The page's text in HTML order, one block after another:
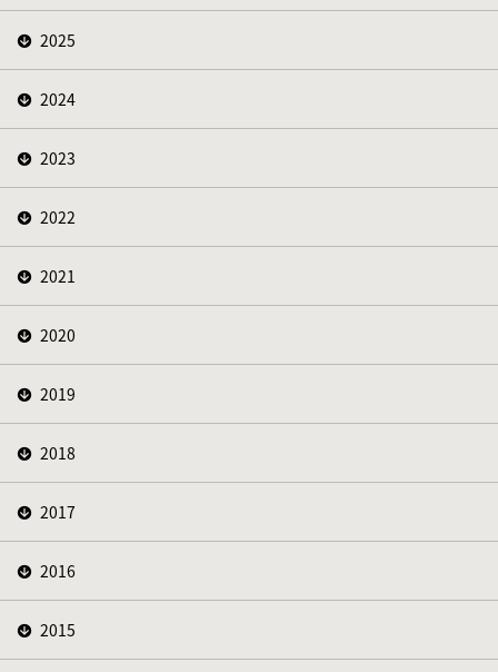
2025
2024
2023
2022
2021
2020
2019
2018
2017
2016
2015